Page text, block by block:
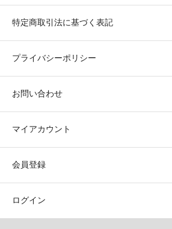
特定商取引法に基づく表記
プライバシーポリシー
お問い合わせ
マイアカウント
会員登録
ログイン